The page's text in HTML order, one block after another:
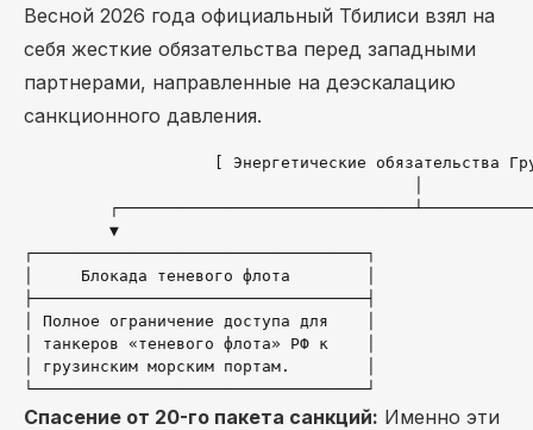
Весной 2026 года официальный Тбилиси взял на
себя жесткие обязательства перед западными
партнерами, направленные на деэскалацию
санкционного давления.
[ Энергетические обязательства
▼
┌───────────────────────────────────┐
│     Блокада теневого флота        │
├───────────────────────────────────┤
│ Полное ограничение доступа для    │
│ танкеров «теневого флота» РФ к    │
│ грузинским морским портам.        │
Спасение от 20-го пакета санкций: Именно эти